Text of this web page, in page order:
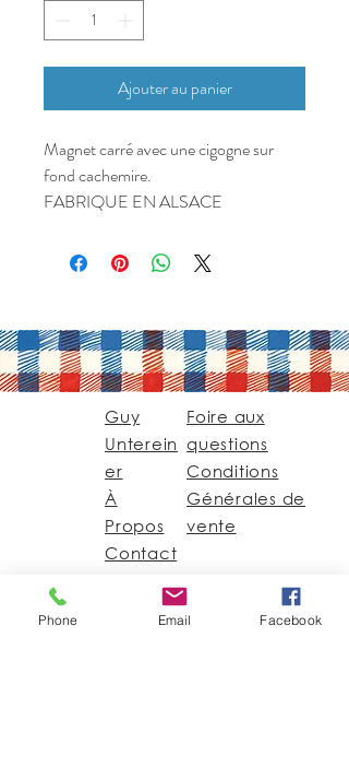
Ajouter au panier
Magnet carré avec une cigogne sur
fond cachemire.
FABRIQUE EN ALSACE
Guy
Unterein
er
À
Propos
Contact
Foire aux
questions
Conditions
Générales de
vente
Guy@GuyUntereiner.fr
Phone Email Facebook